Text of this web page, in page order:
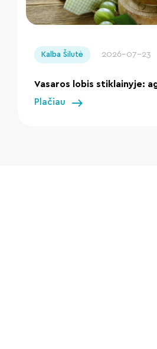
Kalba Šilutė 2026-07-23
Vasaros lobis stiklainyje:
Plačiau